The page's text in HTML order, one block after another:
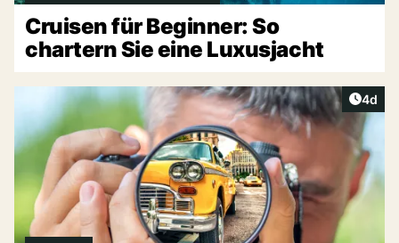
Cruisen für Beginner: So
chartern Sie eine Luxusjacht
4d